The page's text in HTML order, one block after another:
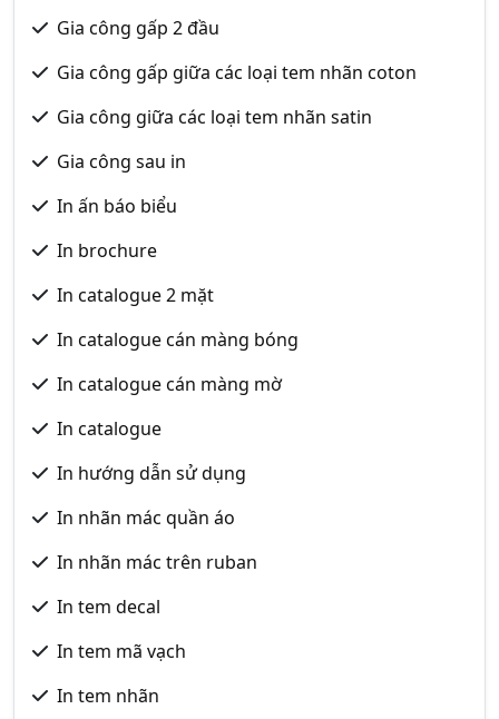
Gia công gấp 2 đầu
Gia công gấp giữa các loại tem nhãn coton
Gia công giữa các loại tem nhãn satin
Gia công sau in
In ấn báo biểu
In brochure
In catalogue 2 mặt
In catalogue cán màng bóng
In catalogue cán màng mờ
In catalogue
In hướng dẫn sử dụng
In nhãn mác quần áo
In nhãn mác trên ruban
In tem decal
In tem mã vạch
In tem nhãn